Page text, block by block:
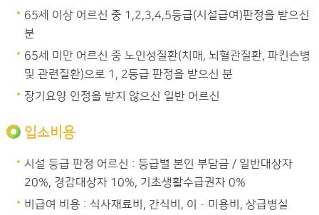
65세 이상 어르신 중 1,2,3,4,5등급(시설급여)판정을 받으신
분
65세 미만 어르신 중 노인성질환(치매, 뇌혈관질환, 파킨슨병
및 관련질환)으로 1, 2등급 판정을 받으신 분
장기요양 인정을 받지 않으신 일반 어르신
입소비용
시설 등급 판정 어르신 : 등급별 본인 부담금 / 일반대상자
20%, 경감대상자 10%, 기초생활수급권자 0%
비급여 비용 : 식사재료비, 간식비, 이·미용비, 상급병실